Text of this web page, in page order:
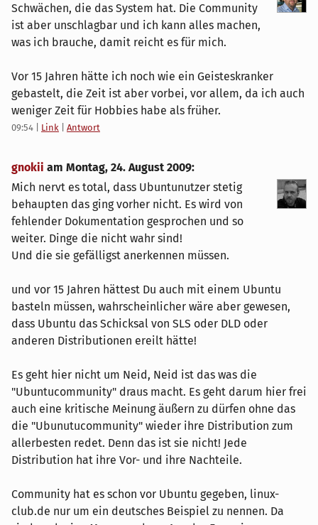
Schwächen, die das System hat. Die Community
ist aber unschlagbar und ich kann alles machen,
was ich brauche, damit reicht es für mich.
Vor 15 Jahren hätte ich noch wie ein Geisteskranker
gebastelt, die Zeit ist aber vorbei, vor allem, da ich auch
weniger Zeit für Hobbies habe als früher.
09:54 Link Antwort
gnokii am Montag, 24. August 2009:
Mich nervt es total, dass Ubuntunutzer stetig
behaupten das ging vorher nicht. Es wird von
fehlender Dokumentation gesprochen und so
weiter. Dinge die nicht wahr sind!
Und die sie gefälligst anerkennen müssen.
und vor 15 Jahren hättest Du auch mit einem Ubuntu
basteln müssen, wahrscheinlicher wäre aber gewesen,
dass Ubuntu das Schicksal von SLS oder DLD oder
anderen Distributionen ereilt hätte!
Es geht hier nicht um Neid, Neid ist das was die
"Ubuntucommunity" draus macht. Es geht darum hier frei
auch eine kritische Meinung äußern zu dürfen ohne das
die "Ubunutucommunity" wieder ihre Distribution zum
allerbesten redet. Denn das ist sie nicht! Jede
Distribution hat ihre Vor- und ihre Nachteile.
Community hat es schon vor Ubuntu gegeben, linux-
club.de nur um ein deutsches Beispiel zu nennen. Da